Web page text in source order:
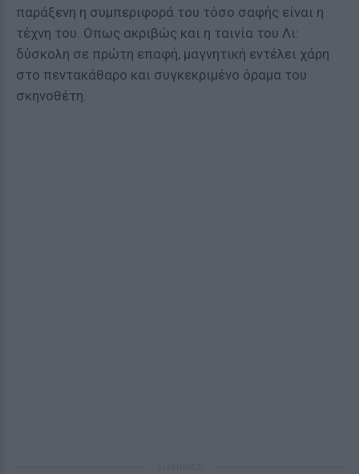
παράξενη η συμπεριφορά του τόσο σαφής είναι η
τέχνη του. Οπως ακριβώς και η ταινία του Λι:
δύσκολη σε πρώτη επαφή, μαγνητική εντέλει χάρη
στο πεντακάθαρο και συγκεκριμένο όραμα του
σκηνοθέτη.